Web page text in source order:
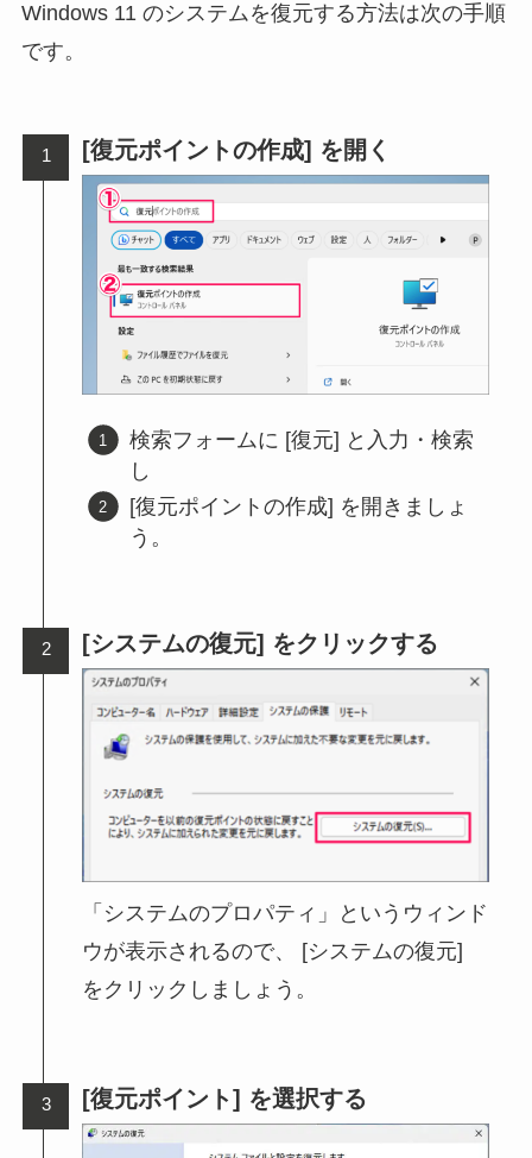
Windows 11 のシステムを復元する方法は次の手順
です。
[復元ポイントの作成] を開く
検索フォームに [復元] と入力・検索
し
[復元ポイントの作成] を開きましょ
う。
[システムの復元] をクリックする
「システムのプロパティ」というウィンド
ウが表示されるので、 [システムの復元]
をクリックしましょう。
[復元ポイント] を選択する